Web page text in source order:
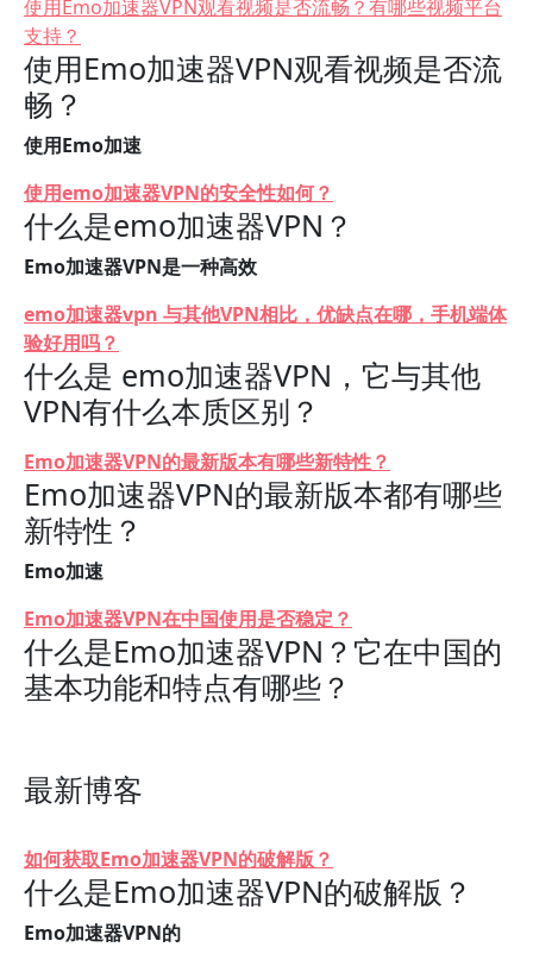
使用Emo加速器VPN观看视频是否流畅？有哪些视频平台
支持？
使用Emo加速器VPN观看视频是否流
畅？
使用Emo加速
使用emo加速器VPN的安全性如何？
什么是emo加速器VPN？
Emo加速器VPN是一种高效
emo加速器vpn 与其他VPN相比，优缺点在哪，手机端体
验好用吗？
什么是 emo加速器VPN，它与其他
VPN有什么本质区别？
Emo加速器VPN的最新版本有哪些新特性？
Emo加速器VPN的最新版本都有哪些
新特性？
Emo加速
Emo加速器VPN在中国使用是否稳定？
什么是Emo加速器VPN？它在中国的
基本功能和特点有哪些？
最新博客
如何获取Emo加速器VPN的破解版？
什么是Emo加速器VPN的破解版？
Emo加速器VPN的